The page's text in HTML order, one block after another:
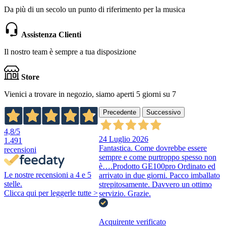
Da più di un secolo un punto di riferimento per la musica
Assistenza Clienti
Il nostro team è sempre a tua disposizione
Store
Vienici a trovare in negozio, siamo aperti 5 giorni su 7
4,8/5
1.491
recensioni
Le nostre recensioni a 4 e 5
stelle.
Clicca qui per leggerle tutte >
Precedente Successivo
24 Luglio 2026
Fantastica. Come dovrebbe essere
sempre e come purtroppo spesso non
è….Prodotto GE100pro Ordinato ed
arrivato in due giorni. Pacco imballato
strepitosamente. Davvero un ottimo
servizio. Grazie.
Acquirente verificato